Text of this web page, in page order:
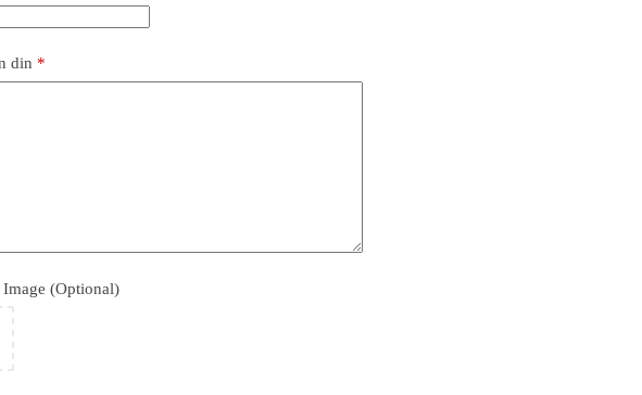
din *
(Optional)